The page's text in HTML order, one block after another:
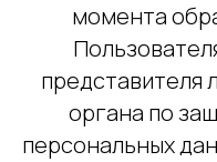
момента
представителя
органа по
персональных